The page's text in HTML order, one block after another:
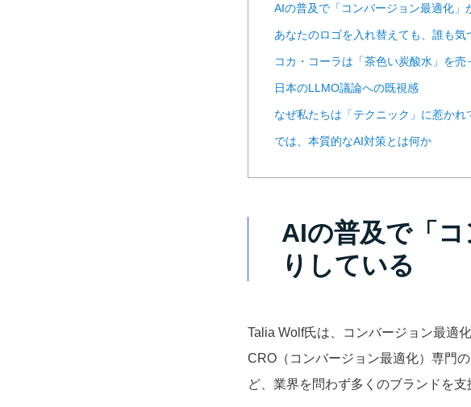
AIの普及で「コンバージョン最適化」
あなたのロゴを入れ替えても、誰も気
コカ・コーラは「茶色い炭酸水」を売
日本のLLMO議論への既視感
なぜ私たちは「テクニック」に惹かれ
では、本質的なAI対策とは何か
AIの普及で「
りしている
Talia Wolf氏は、コンバージョン最適
CRO（コンバージョン最適化）専門
ど、業界を問わず多くのブランドを支